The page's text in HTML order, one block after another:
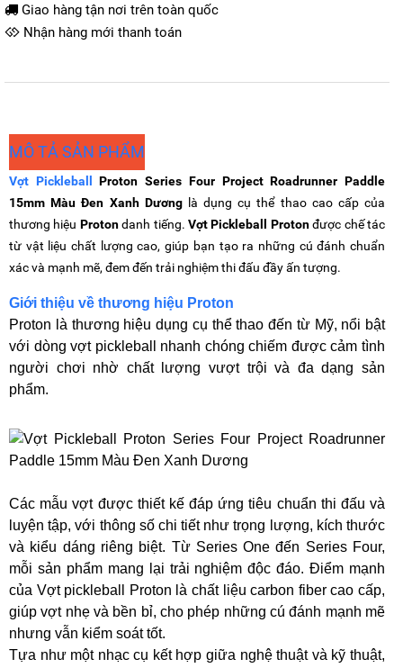
Giao hàng tận nơi trên toàn quốc
Nhận hàng mới thanh toán
MÔ TẢ SẢN PHẨM
Vợt Pickleball
Proton Series Four Project Roadrunner Paddle
15mm Màu Đen Xanh Dươnglà dụng cụ thể thao cao cấp của
thương hiệu Protondanh tiếng.Vợt Pickleball Protonđược chế tác
từ vật liệu chất lượng cao, giúp bạn tạo ra những cú đánh chuẩn
xác và mạnh mẽ, đem đến trải nghiệm thi đấu đầy ấn tượng.
Giới thiệu về thương hiệu Proton
Proton là thương hiệu dụng cụ thể thao đến từ Mỹ, nổi bật
với dòng vợt pickleball nhanh chóng chiếm được cảm tình
người chơi nhờ chất lượng vượt trội và đa dạng sản
phẩm.
Các mẫu vợt được thiết kế đáp ứng tiêu chuẩn thi đấu và
luyện tập, với thông số chi tiết như trọng lượng, kích thước
và kiểu dáng riêng biệt. Từ Series One đến Series Four,
mỗi sản phẩm mang lại trải nghiệm độc đáo. Điểm mạnh
của Vợt pickleball Proton là chất liệu carbon fiber cao cấp,
giúp vợt nhẹ và bền bỉ, cho phép những cú đánh mạnh mẽ
nhưng vẫn kiểm soát tốt.
Tựa như một nhạc cụ kết hợp giữa nghệ thuật và kỹ thuật,